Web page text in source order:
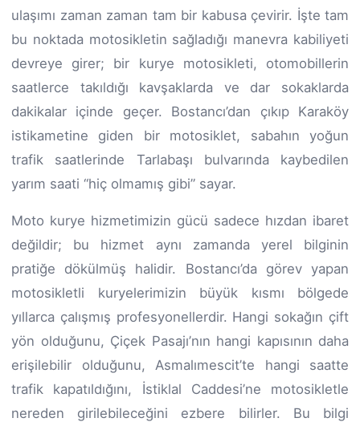
ulaşımı zaman zaman tam bir kabusa çevirir. İşte tam
bu noktada motosikletin sağladığı manevra kabiliyeti
devreye girer; bir kurye motosikleti, otomobillerin
saatlerce takıldığı kavşaklarda ve dar sokaklarda
dakikalar içinde geçer. Bostancı’dan çıkıp Karaköy
istikametine giden bir motosiklet, sabahın yoğun
trafik saatlerinde Tarlabaşı bulvarında kaybedilen
yarım saati “hiç olmamış gibi” sayar.
Moto kurye hizmetimizin gücü sadece hızdan ibaret
değildir; bu hizmet aynı zamanda yerel bilginin
pratiğe dökülmüş halidir. Bostancı’da görev yapan
motosikletli kuryelerimizin büyük kısmı bölgede
yıllarca çalışmış profesyonellerdir. Hangi sokağın çift
yön olduğunu, Çiçek Pasajı’nın hangi kapısının daha
erişilebilir olduğunu, Asmalımescit’te hangi saatte
trafik kapatıldığını, İstiklal Caddesi’ne motosikletle
nereden girilebileceğini ezbere bilirler. Bu bilgi